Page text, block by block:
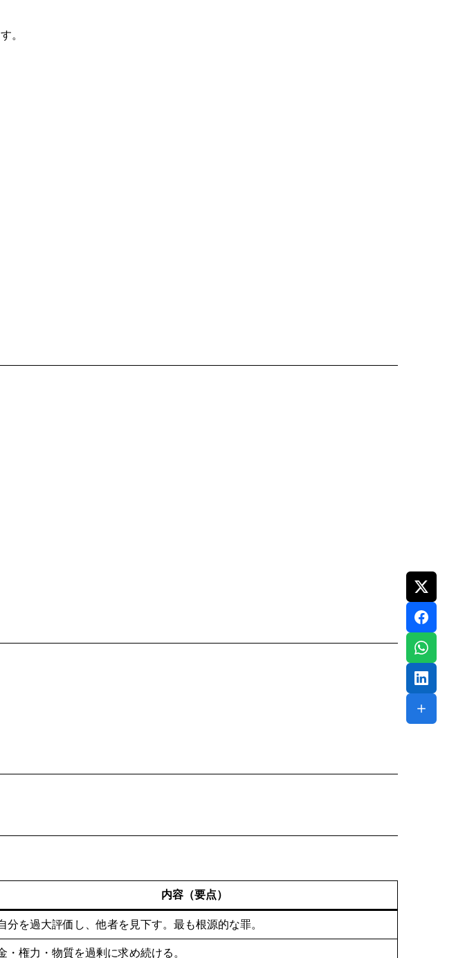
。
内容（要点）
分を過大評価し、他者を見下す。最も根源的な罪。
・権力・物質を過剰に求め続ける。